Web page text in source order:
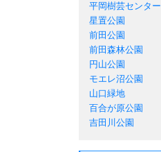
平岡樹芸センター
星置公園
前田公園
前田森林公園
円山公園
モエレ沼公園
山口緑地
百合が原公園
吉田川公園